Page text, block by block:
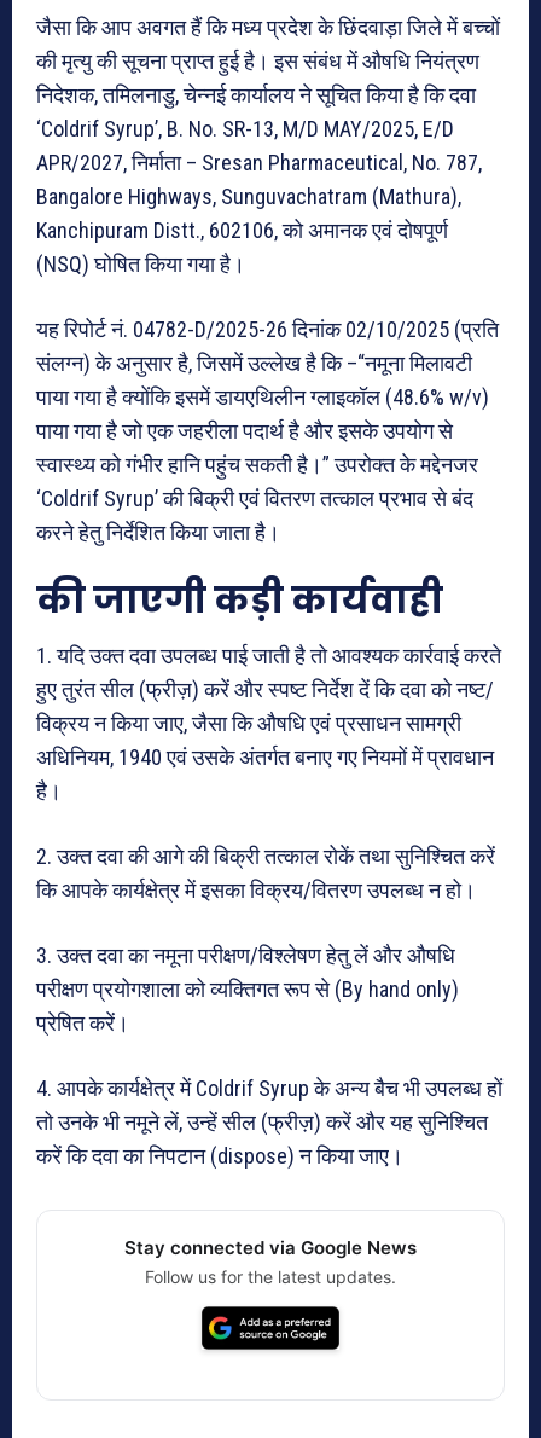
जैसा कि आप अवगत हैं कि मध्य प्रदेश के छिंदवाड़ा जिले में बच्चों
की मृत्यु की सूचना प्राप्त हुई है। इस संबंध में औषधि नियंत्रण
निदेशक, तमिलनाडु, चेन्नई कार्यालय ने सूचित किया है कि दवा
‘Coldrif Syrup’, B. No. SR-13, M/D MAY/2025, E/D
APR/2027, निर्माता – Sresan Pharmaceutical, No. 787,
Bangalore Highways, Sunguvachatram (Mathura),
Kanchipuram Distt., 602106, को अमानक एवं दोषपूर्ण
(NSQ) घोषित किया गया है।
यह रिपोर्ट नं. 04782-D/2025-26 दिनांक 02/10/2025 (प्रति
संलग्न) के अनुसार है, जिसमें उल्लेख है कि –“नमूना मिलावटी
पाया गया है क्योंकि इसमें डायएथिलीन ग्लाइकॉल (48.6% w/v)
पाया गया है जो एक जहरीला पदार्थ है और इसके उपयोग से
स्वास्थ्य को गंभीर हानि पहुंच सकती है।” उपरोक्त के मद्देनजर
‘Coldrif Syrup’ की बिक्री एवं वितरण तत्काल प्रभाव से बंद
करने हेतु निर्देशित किया जाता है।
की जाएगी कड़ी कार्यवाही
1. यदि उक्त दवा उपलब्ध पाई जाती है तो आवश्यक कार्रवाई करते
हुए तुरंत सील (फ्रीज़) करें और स्पष्ट निर्देश दें कि दवा को नष्ट/
विक्रय न किया जाए, जैसा कि औषधि एवं प्रसाधन सामग्री
अधिनियम, 1940 एवं उसके अंतर्गत बनाए गए नियमों में प्रावधान
है।
2. उक्त दवा की आगे की बिक्री तत्काल रोकें तथा सुनिश्चित करें
कि आपके कार्यक्षेत्र में इसका विक्रय/वितरण उपलब्ध न हो।
3. उक्त दवा का नमूना परीक्षण/विश्लेषण हेतु लें और औषधि
परीक्षण प्रयोगशाला को व्यक्तिगत रूप से (By hand only)
प्रेषित करें।
4. आपके कार्यक्षेत्र में Coldrif Syrup के अन्य बैच भी उपलब्ध हों
तो उनके भी नमूने लें, उन्हें सील (फ्रीज़) करें और यह सुनिश्चित
करें कि दवा का निपटान (dispose) न किया जाए।
Stay connected via Google News
Follow us for the latest updates.